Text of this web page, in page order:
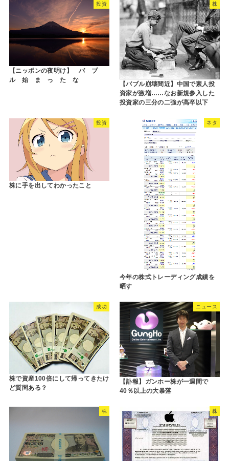
投資
【ニッポンの夜明け】 バ ブ
ル 始 ま っ た な
株
【バブル崩壊間近】中国で素人投
資家が激増……なお新規参入した
投資家の三分の二強が高卒以下
投資
株に手を出してわかったこと
ネタ
今年の株式トレーディング成績を
晒す
成功
株で資産100倍にして帰ってきたけ
ど質問ある？
ニュース
【訃報】ガンホー株が一週間で
40％以上の大暴落
株 株